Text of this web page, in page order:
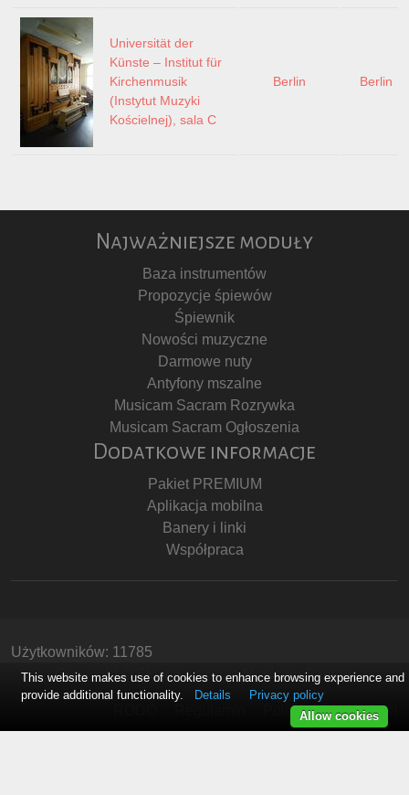
Universität der
Künste – Institut für
Kirchenmusik
(Instytut Muzyki
Kościelnej), sala C
Berlin Berlin
Najważniejsze moduły
Baza instrumentów
Propozycje śpiewów
Śpiewnik
Nowości muzyczne
Darmowe nuty
Antyfony mszalne
Musicam Sacram Rozrywka
Musicam Sacram Ogłoszenia
Dodatkowe informacje
Pakiet PREMIUM
Aplikacja mobilna
Banery i linki
Współpraca
Użytkowników: 11785
Copyright © Stowarzyszenie Musicam Sacram
Polityka Prywatności
This website makes use of cookies to enhance browsing experience and
provide additional functionality.
Details
Privacy policy
Allow cookies